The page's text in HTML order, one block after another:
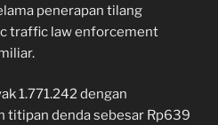
penerapan tilang
traffic law enforcement
1.771.242 dengan
titipan denda sebesar Rp639